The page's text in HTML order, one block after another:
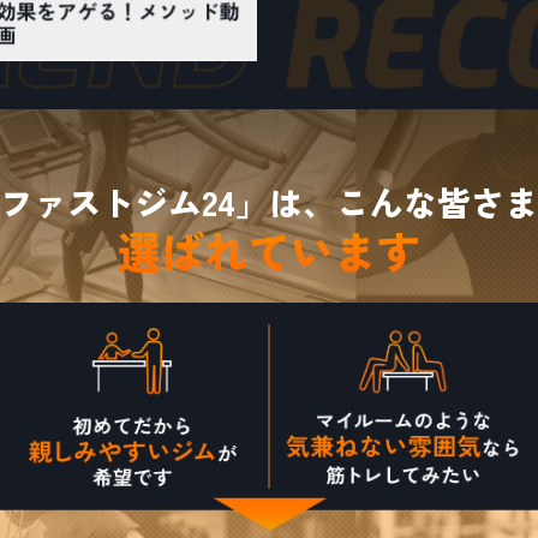
ァストジム24」は、こんな皆さ
選ばれています